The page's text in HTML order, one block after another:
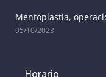
Mentoplastia,
05/10/2023
Horario